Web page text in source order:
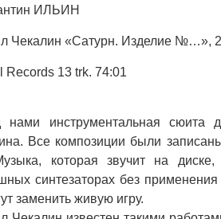
ИЛЬИН
Чекалин «Сатурн. Изделие №…»,
Records 13 trk. 74:01
нами инструментальная сюита
Все композиции были
которая звучит на
синтезаторах без
заменить живую игру.